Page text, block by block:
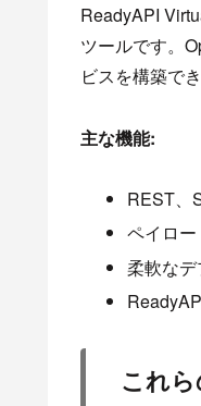
ReadyAPI
ツールです。
ビスを構築でき
主な機能:
REST、
ペイロ
柔軟なデ
これ